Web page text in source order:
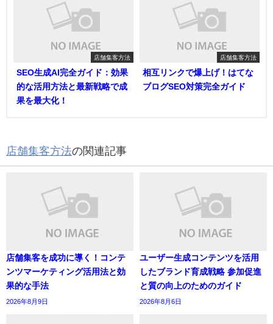
店舗集客方法
SEO生成AI完全ガイド：効果
的な活用方法と最新戦略で成
果を最大化！
店舗集客方法
相互リンクで爆上げ！はてな
ブログSEO対策完全ガイド
店舗集客方法の関連記事
店舗集客を成功に導く！コンテ
ンツマーケティング活用法と効
果的な手法
2026年8月9日
ユーザー生成コンテンツを活用
したブランド育成戦略 参加促進
と質の向上のためのガイド
2026年8月6日